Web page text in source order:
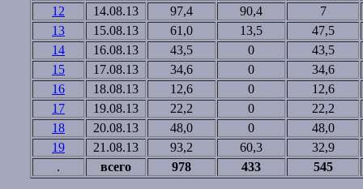
12
14.08.13 97,4 90,4
7
13
15.08.13 61,0 13,5
47,5
14
16.08.13 43,5 0
43,5
15
17.08.13 34,6 0
34,6
16
18.08.13 12,6 0
12,6
17
19.08.13 22,2 0
22,2
18
20.08.13 48,0 0
48,0
19
21.08.13 93,2 60,3
32,9
.
всего 978 433 545